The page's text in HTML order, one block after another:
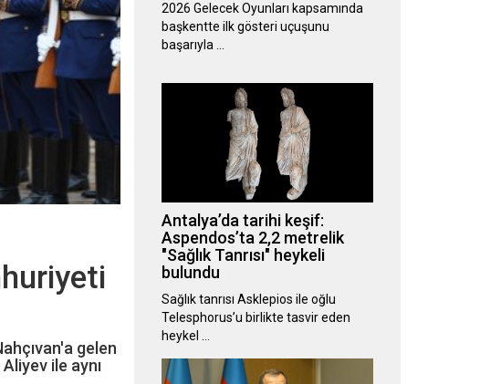
gelen
ile aynı
2026 Gelecek Oyunları kapsamında
başkentte ilk gösteri uçuşunu
başarıyla …
Antalya’da tarihi keşif:
Aspendos’ta 2,2 metrelik
"Sağlık Tanrısı" heykeli
bulundu
Sağlık tanrısı Asklepios ile oğlu
Telesphorus’u birlikte tasvir eden
heykel …